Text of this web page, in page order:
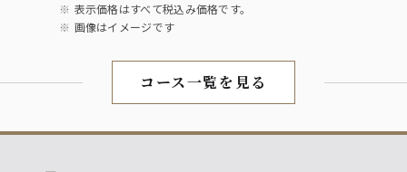
表示価格はすべて税込み価格です。
画像はイメージです
コース一覧を見る